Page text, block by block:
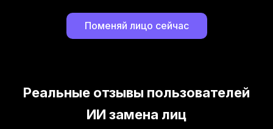
Поменяй лицо сейчас
Реальные отзывы пользователей
ИИ замена лиц